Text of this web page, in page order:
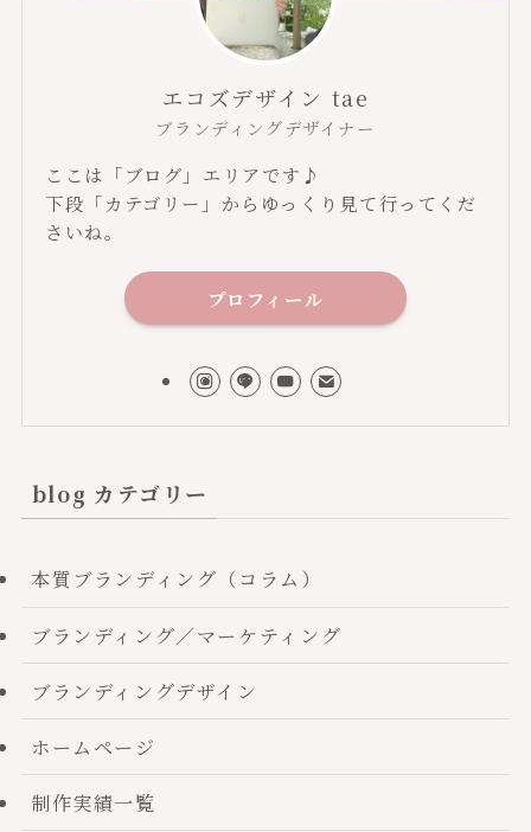
エコズデザイン tae
ブランディングデザイナー
ここは「ブログ」エリアです♪
下段「カテゴリー」からゆっくり見て行ってくだ
さいね。
プロフィール
blog カテゴリー
本質ブランディング（コラム）
ブランディング／マーケティング
ブランディングデザイン
ホームページ
制作実績一覧